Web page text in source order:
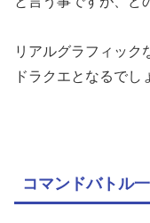
リアルグラフィック
ドラクエとなるでし
コマンドバトル